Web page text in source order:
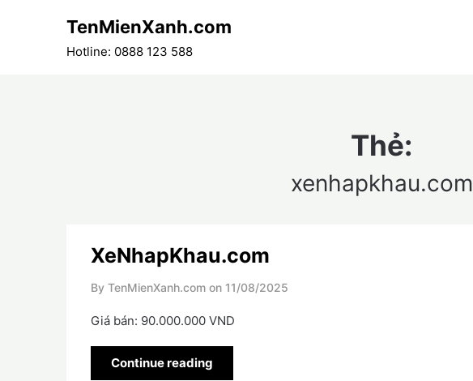
TenMienXanh.com
Hotline: 0888 123 588
Thẻ:
xenhapkhau.com
XeNhapKhau.com
By TenMienXanh.com on 11/08/2025
Giá bán: 90.000.000 VND
Continue reading